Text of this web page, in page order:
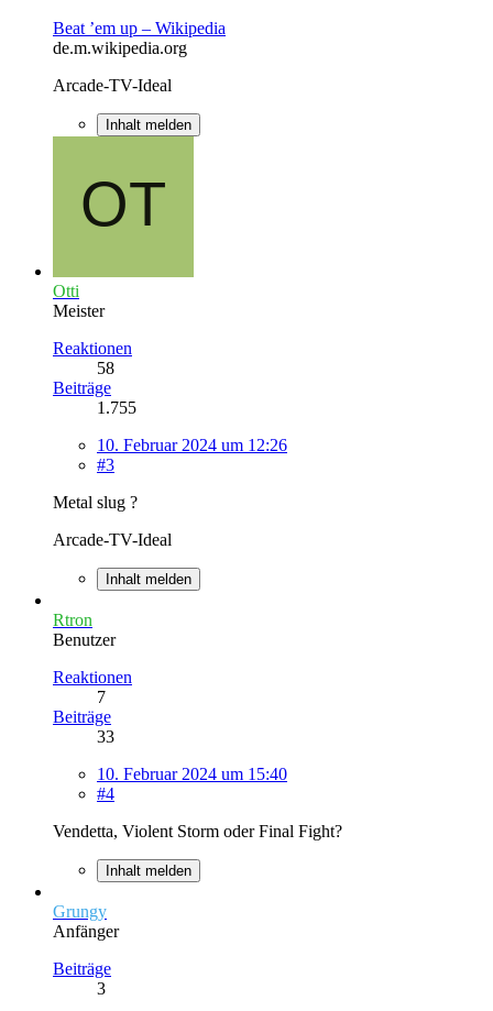
Beat ’em up – Wikipedia
de.m.wikipedia.org
Arcade-TV-Ideal
Inhalt melden
Otti
Meister
Reaktionen
58
Beiträge
1.755
10. Februar 2024 um 12:26
#3
Metal slug ?
Arcade-TV-Ideal
Inhalt melden
Rtron
Benutzer
Reaktionen
7
Beiträge
33
10. Februar 2024 um 15:40
#4
Vendetta, Violent Storm oder Final Fight?
Inhalt melden
Grungy
Anfänger
Beiträge
3